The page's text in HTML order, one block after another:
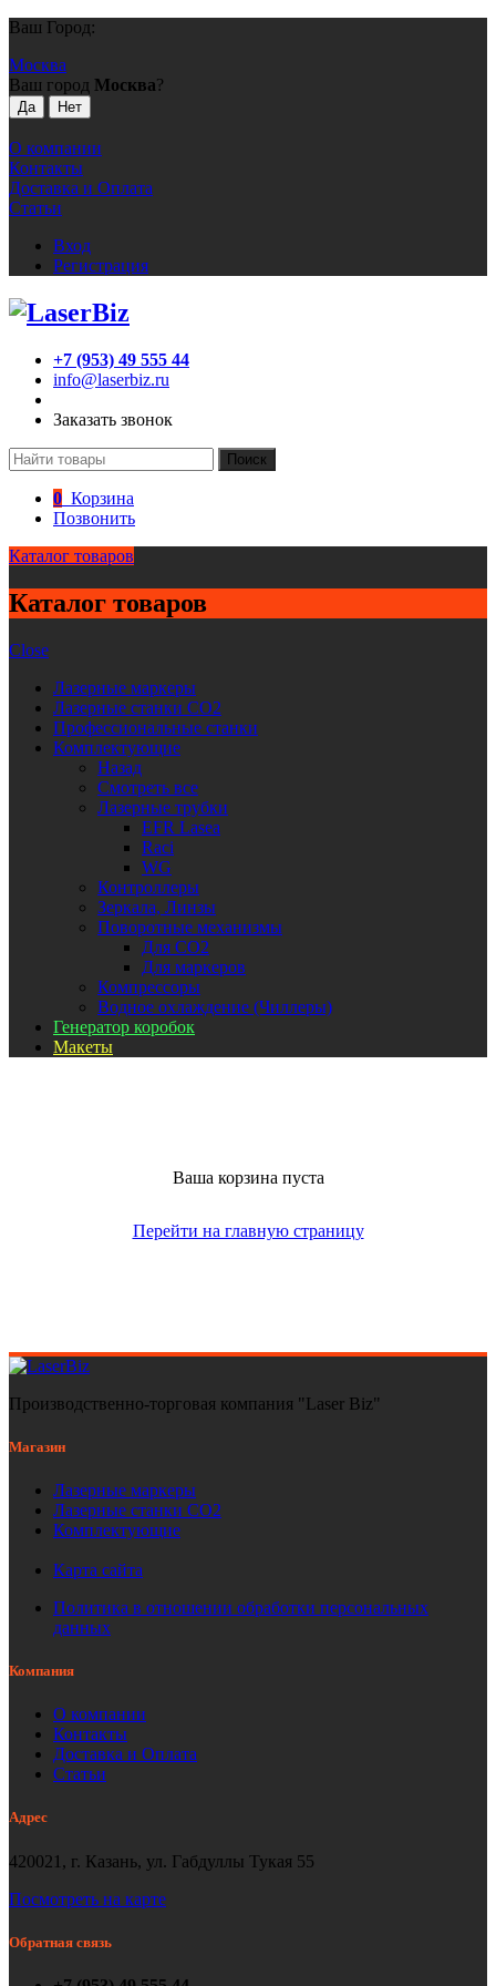
Ваш Город:
Москва
Ваш город Москва?
О компании
Контакты
Доставка и Оплата
Статьи
Вход
Регистрация
+7 (953) 49 555 44
info@laserbiz.ru
Заказать звонок
Поиск
0 Корзина
Позвонить
Каталог товаров
Каталог товаров
Close
Лазерные маркеры
Лазерные станки CO2
Профессиональные станки
Комплектующие
Назад
Смотреть все
Лазерные трубки
EFR Lasea
Raci
WG
Контроллеры
Зеркала, Линзы
Поворотные механизмы
Для CO2
Для маркеров
Компрессоры
Водное охлаждение (Чиллеры)
Генератор коробок
Макеты
Ваша корзина пуста
Перейти на главную страницу
Производственно-торговая компания "Laser Biz"
Магазин
Лазерные маркеры
Лазерные станки СО2
Комплектующие
Карта сайта
Политика в отношении обработки персональных
данных
Компания
О компании
Контакты
Доставка и Оплата
Статьи
Адрес
420021, г. Казань, ул. Габдуллы Тукая 55
Посмотреть на карте
Обратная связь